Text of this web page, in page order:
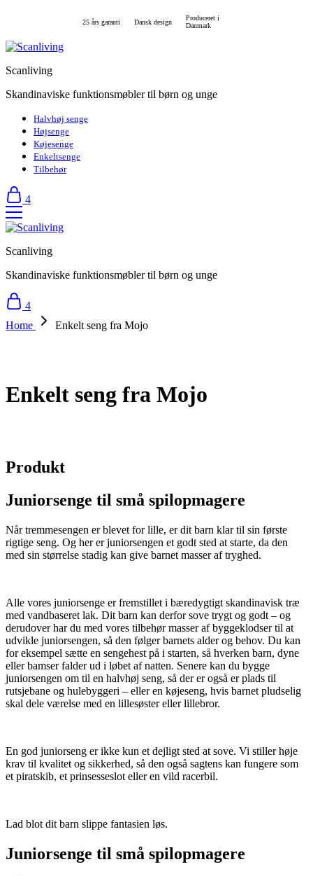
25 års garanti Dansk design
Produceret i
Danmark
Scanliving
Skandinaviske funktionsmøbler til børn og unge
Halvhøj senge
Højsenge
Køjesenge
Enkeltsenge
Tilbehør
4
Scanliving
Skandinaviske funktionsmøbler til børn og unge
4
Home
Enkelt seng fra Mojo
Enkelt seng fra Mojo
Produkt
Juniorsenge til små spilopmagere
Når tremmesengen er blevet for lille, er dit barn klar til sin første
rigtige seng. Og her er juniorsengen et godt sted at starte, da den
med sin størrelse stadig kan give barnet masser af tryghed.
Alle vores juniorsenge er fremstillet i bæredygtigt skandinavisk træ
med vandbaseret lak. Dit barn kan derfor sove trygt og godt – og
derudover har du med vores tilbehør masser af byggeklodser til at
udvikle juniorsengen, så den følger barnets alder og behov. Du kan
for eksempel sætte en sengehest på i starten, så hverken barn, dyne
eller bamser falder ud i løbet af natten. Senere kan du bygge
juniorsengen om til en halvhøj seng, så der er også er plads til
rutsjebane og hulebyggeri – eller en køjeseng, hvis barnet pludselig
skal dele værelse med en lillesøster eller lillebror.
En god juniorseng er ikke kun et dejligt sted at sove. Vi stiller høje
krav til kvalitet og sikkerhed, så den også sagtens kan fungere som
et piratskib, et prinsesseslot eller en vild racerbil.
Lad blot dit barn slippe fantasien løs.
Juniorsenge til små spilopmagere